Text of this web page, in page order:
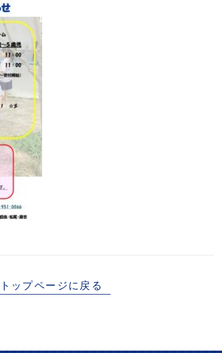
トップページに戻る